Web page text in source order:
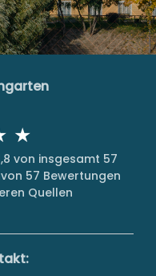
von insgesamt 57
57 Bewertungen
Quellen